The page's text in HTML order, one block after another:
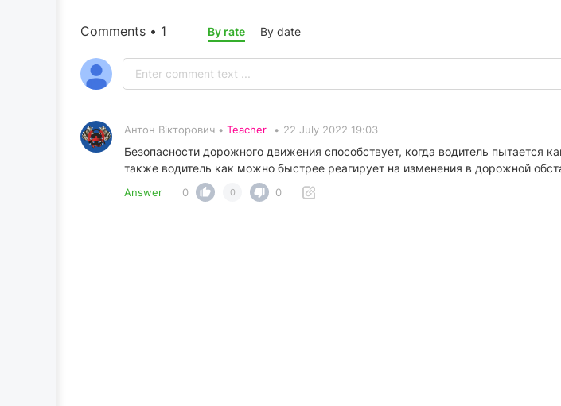
Comments • 1 By rate By date
Антон Вікторович • Teacher • 22 July 2022 19:03
Безопасности дорожного движения способствует, когда водитель
также водитель как можно быстрее реагирует на изменения в дорожной
Answer 0 0 0